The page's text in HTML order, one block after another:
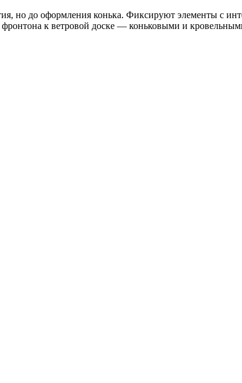
но до оформления конька. Фиксируют элементы с
к ветровой доске — коньковыми и